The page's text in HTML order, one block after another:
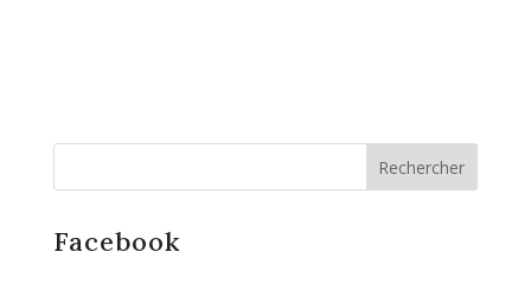
Facebook